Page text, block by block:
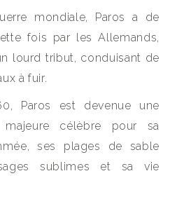
mondiale, Paros a de
fois par les Allemands,
lourd tribut, conduisant de
à fuir.
Paros est devenue une
majeure célèbre pour sa
ses plages de sable
sublimes et sa vie